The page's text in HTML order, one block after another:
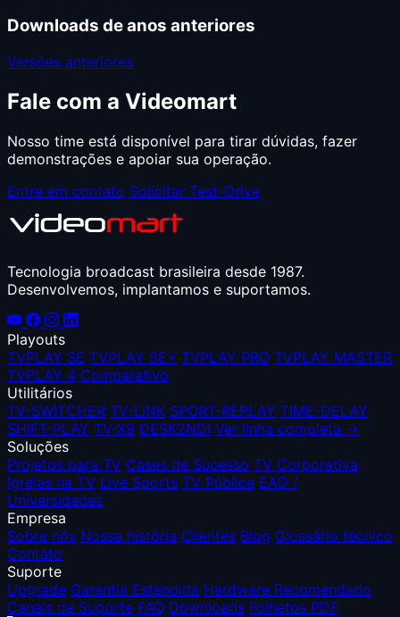
Downloads de anos anteriores
Versões anteriores
Fale com a Videomart
Nosso time está disponível para tirar dúvidas, fazer
demonstrações e apoiar sua operação.
Entre em contato Solicitar Test-Drive
Tecnologia broadcast brasileira desde 1987.
Desenvolvemos, implantamos e suportamos.
Playouts
TVPLAY SE TVPLAY SE+ TVPLAY PRO TVPLAY MASTER
TVPLAY 4 Comparativo
Utilitários
TV-SWITCHER TV-LINK SPORT-REPLAY TIME-DELAY
SHIFT-PLAY TV-X9 DESK2NDI Ver linha completa →
Soluções
Projetos para TV Cases de Sucesso TV Corporativa
Igrejas na TV Live Sports TV Pública EAD /
Universidades
Empresa
Sobre nós Nossa história Clientes Blog Glossário técnico
Contato
Suporte
Upgrade Garantia Estendida Hardware Recomendado
Canais de Suporte FAQ Downloads Folhetos PDF